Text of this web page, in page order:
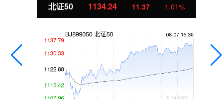
北证50 1134.24 11.37 1.01%